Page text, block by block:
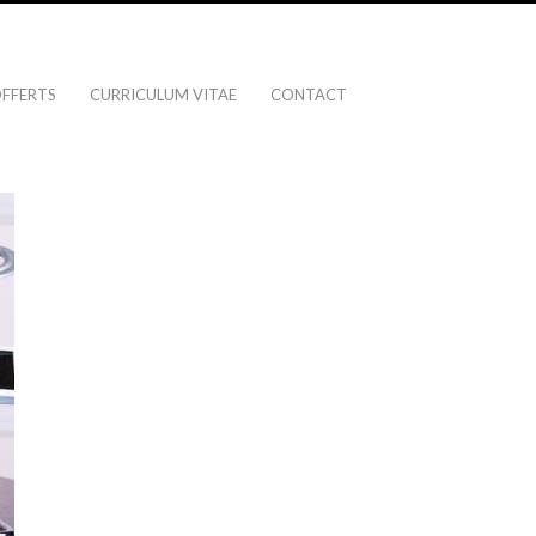
CURRICULUM VITAE CONTACT